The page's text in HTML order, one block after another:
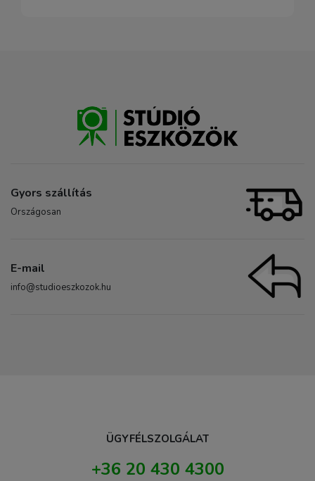
Gyors szállítás
Országosan
E-mail
info@studioeszkozok.hu
ÜGYFÉLSZOLGÁLAT
+36 20 430 4300